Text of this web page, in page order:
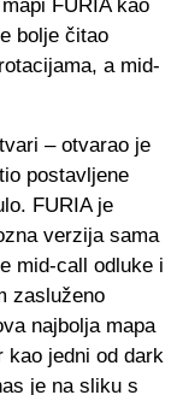
FURIA kao
bolje čitao
a mid-
– otvarao je
postavljene
FURIA je
verzija sama
mid-call odluke i
zasluženo
najbolja mapa
kao jedni od dark
je na sliku s